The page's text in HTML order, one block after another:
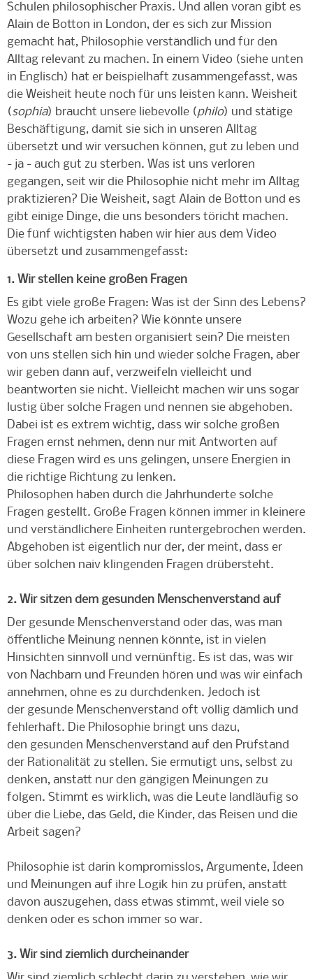
Schulen philosophischer Praxis. Und allen voran gibt es
Alain de Botton in London, der es sich zur Mission
gemacht hat, Philosophie verständlich und für den
Alltag relevant zu machen. In einem Video (siehe unten
in Englisch) hat er beispielhaft zusammengefasst, was
die Weisheit heute noch für uns leisten kann. Weisheit
(sophia) braucht unsere liebevolle (philo) und stätige
Beschäftigung, damit sie sich in unseren Alltag
übersetzt und wir versuchen können, gut zu leben und
- ja - auch gut zu sterben. Was ist uns verloren
gegangen, seit wir die Philosophie nicht mehr im Alltag
praktizieren? Die Weisheit, sagt Alain de Botton und es
gibt einige Dinge, die uns besonders töricht machen.
Die fünf wichtigsten haben wir hier aus dem Video
übersetzt und zusammengefasst:
1. Wir stellen keine großen Fragen
Es gibt viele große Fragen: Was ist der Sinn des Lebens?
Wozu gehe ich arbeiten? Wie könnte unsere
Gesellschaft am besten organisiert sein? Die meisten
von uns stellen sich hin und wieder solche Fragen, aber
wir geben dann auf, verzweifeln vielleicht und
beantworten sie nicht. Vielleicht machen wir uns sogar
lustig über solche Fragen und nennen sie abgehoben.
Dabei ist es extrem wichtig, dass wir solche großen
Fragen ernst nehmen, denn nur mit Antworten auf
diese Fragen wird es uns gelingen, unsere Energien in
die richtige Richtung zu lenken.
Philosophen haben durch die Jahrhunderte solche
Fragen gestellt. Große Fragen können immer in kleinere
und verständlichere Einheiten runtergebrochen werden.
Abgehoben ist eigentlich nur der, der meint, dass er
über solchen naiv klingenden Fragen drübersteht.
2. Wir sitzen dem gesunden Menschenverstand auf
Der gesunde Menschenverstand oder das, was man
öffentliche Meinung nennen könnte, ist in vielen
Hinsichten sinnvoll und vernünftig. Es ist das, was wir
von Nachbarn und Freunden hören und was wir einfach
annehmen, ohne es zu durchdenken. Jedoch ist
der gesunde Menschenverstand oft völlig dämlich und
fehlerhaft. Die Philosophie bringt uns dazu,
den gesunden Menschenverstand auf den Prüfstand
der Rationalität zu stellen. Sie ermutigt uns, selbst zu
denken, anstatt nur den gängigen Meinungen zu
folgen. Stimmt es wirklich, was die Leute landläufig so
über die Liebe, das Geld, die Kinder, das Reisen und die
Arbeit sagen?
Philosophie ist darin kompromisslos, Argumente, Ideen
und Meinungen auf ihre Logik hin zu prüfen, anstatt
davon auszugehen, dass etwas stimmt, weil viele so
denken oder es schon immer so war.
3. Wir sind ziemlich durcheinander